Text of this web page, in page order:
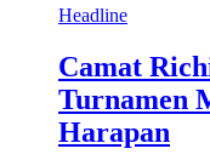
Headline
Camat
Turnamen
Harapan